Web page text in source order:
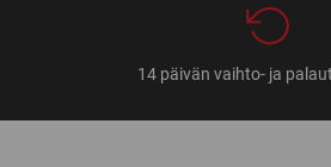
14 päivän vaihto- ja